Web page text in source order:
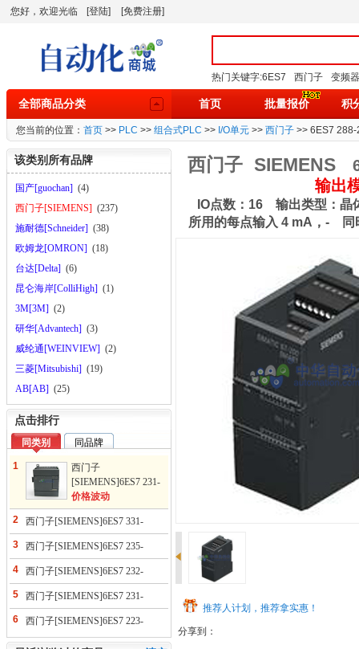
您好，欢迎光临 [登陆] [免费注册]
热门关键字:6ES7 西门子 变频器
全部商品分类 首页 批量报价 积
您当前的位置： 首页 >> PLC >> 组合式PLC >> I/O单元 >> 西门子 >> 6ES7
西门子 SIEMENS
输出
IO点数：16 输出类型：
所用的每点输入 4 mA，-
(最大)：0.75 A 灯负载：5
A，最大持续 100 ms 隔离(
缘：－ 隔离组：2 每个公
命(无负载)
推荐人计划，推荐拿实惠！
分享到：
该类别所有品牌
国产[guochan] (4)
西门子[SIEMENS] (237)
施耐德[Schneider] (38)
欧姆龙[OMRON] (18)
台达[Delta] (6)
昆仑海岸[ColliHigh] (1)
3M[3M] (2)
研华[Advantech] (3)
威纶通[WEINVIEW] (2)
三菱[Mitsubishi] (19)
AB[AB] (25)
点击排行
同类别 同品牌
1
西门子
[SIEMENS]6ES7 231-
0HC22-0XA8型4路模
拟量输入模块
价格波动
2
西门子[SIEMENS]6ES7 331-
7KF02-0AB0型模拟量输入模块
3
西门子[SIEMENS]6ES7 235-
0KD22-0XA8型模拟量扩展模块
4
西门子[SIEMENS]6ES7 232-
0HB22-0XA8型模拟量扩展模块
5
西门子[SIEMENS]6ES7 231-
4HF32-0XB0型模拟量输入模块
6
西门子[SIEMENS]6ES7 223-
1PH22-0XA8型数字量混合输入/